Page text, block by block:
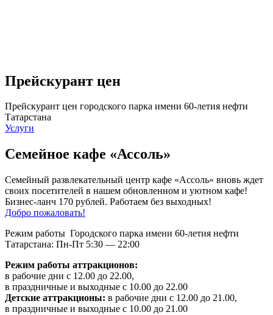
Прейскурант цен
Прейскурант цен городского парка имени 60-летия нефти
Татарстана
Услуги
Семейное кафе «Ассоль»
Семейный развлекательный центр кафе «Ассоль» вновь ждет
своих посетителей в нашем обновленном и уютном кафе!
Бизнес-ланч 170 рублей. Работаем без выходных!
Добро пожаловать!
Режим работы Городского парка имени 60-летия нефти
Татарстана: Пн-Пт 5:30 — 22:00
Режим работы аттракционов:
в рабочие дни с 12.00 до 22.00,
в праздничные и выходные с 10.00 до 22.00
Детские аттракционы: в рабочие дни с 12.00 до 21.00,
в праздничные и выходные с 10.00 до 21.00